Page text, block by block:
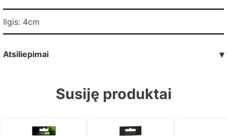
Ilgis: 4cm
Atsiliepimai ▾
Susiję produktai